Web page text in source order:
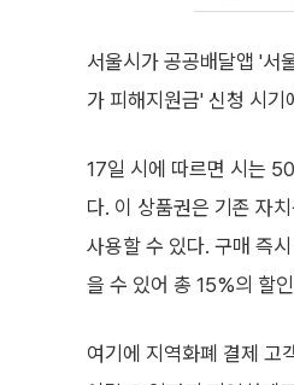
서울시가 공공배달앱 '서
가 피해지원금' 신청 시
17일 시에 따르면 시는
다. 이 상품권은 기존 자
사용할 수 있다. 구매 즉
을 수 있어 총 15%의 할
여기에 지역화폐 결제 고